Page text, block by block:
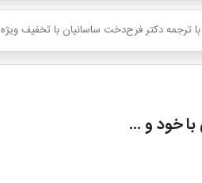
ترجمه دکتر فرح‌دخت ساسانیان با تخفیف ویژه
خود و ...